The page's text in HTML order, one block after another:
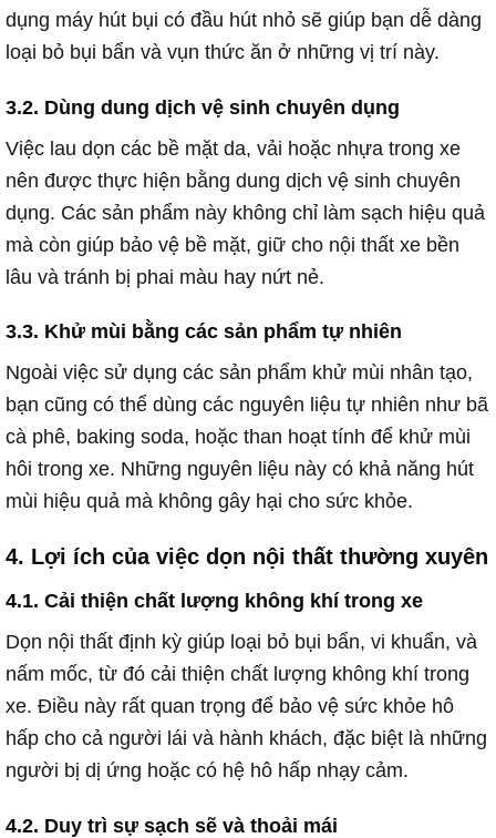
dụng máy hút bụi có đầu hút nhỏ sẽ giúp bạn dễ dàng
loại bỏ bụi bẩn và vụn thức ăn ở những vị trí này.
3.2. Dùng dung dịch vệ sinh chuyên dụng
Việc lau dọn các bề mặt da, vải hoặc nhựa trong xe
nên được thực hiện bằng dung dịch vệ sinh chuyên
dụng. Các sản phẩm này không chỉ làm sạch hiệu quả
mà còn giúp bảo vệ bề mặt, giữ cho nội thất xe bền
lâu và tránh bị phai màu hay nứt nẻ.
3.3. Khử mùi bằng các sản phẩm tự nhiên
Ngoài việc sử dụng các sản phẩm khử mùi nhân tạo,
bạn cũng có thể dùng các nguyên liệu tự nhiên như bã
cà phê, baking soda, hoặc than hoạt tính để khử mùi
hôi trong xe. Những nguyên liệu này có khả năng hút
mùi hiệu quả mà không gây hại cho sức khỏe.
4. Lợi ích của việc dọn nội thất thường xuyên
4.1. Cải thiện chất lượng không khí trong xe
Dọn nội thất định kỳ giúp loại bỏ bụi bẩn, vi khuẩn, và
nấm mốc, từ đó cải thiện chất lượng không khí trong
xe. Điều này rất quan trọng để bảo vệ sức khỏe hô
hấp cho cả người lái và hành khách, đặc biệt là những
người bị dị ứng hoặc có hệ hô hấp nhạy cảm.
4.2. Duy trì sự sạch sẽ và thoải mái